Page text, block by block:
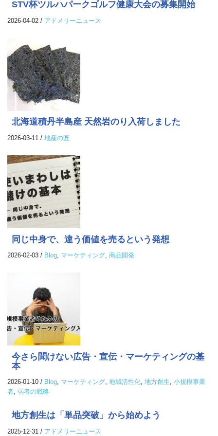
STV杯ツルハパークゴルフ健康大会の募集開始
2026-04-02 / アドメリーニュース
北海道積丹半島産 天然岩のり入荷しました
2026-03-11 / 地産の匠
同じ中身で、違う価値を売るという発想
2026-02-03 / Blog, マーケティング, 商品開発
今さら聞けない広告・宣伝・マーケティングの基
本
2026-01-10 / Blog, マーケティング, 地域活性化, 地方創生, 小規模事業
者, 弱者の戦略
地方創生は「単品突破」から始めよう
2025-12-31 / アドメリーニュース